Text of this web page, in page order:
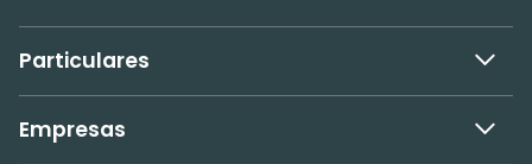
Particulares
Empresas